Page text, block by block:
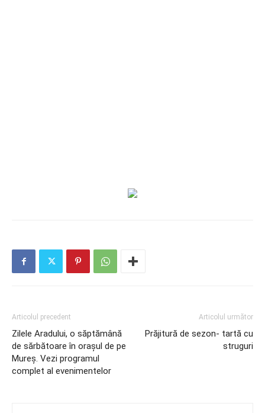
Articolul precedent
Zilele Aradului, o săptămână
de sărbătoare în orașul de pe
Mureș. Vezi programul
complet al evenimentelor
Articolul următor
Prăjitură de sezon- tartă cu
struguri